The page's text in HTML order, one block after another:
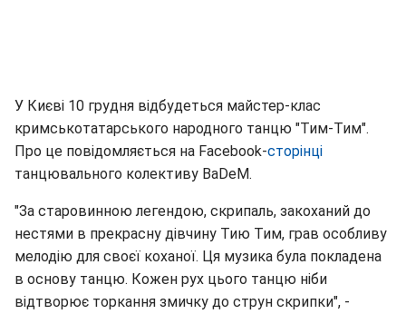
У Києві 10 грудня відбудеться майстер-клас
кримськотатарського народного танцю "Тим-Тим".
Про це повідомляється на Facebook-сторінці
танцювального колективу BaDeM.
"За старовинною легендою, скрипаль, закоханий до
нестями в прекрасну дівчину Тию Тим, грав особливу
мелодію для своєї коханої. Ця музика була покладена
в основу танцю. Кожен рух цього танцю ніби
відтворює торкання змичку до струн скрипки", -